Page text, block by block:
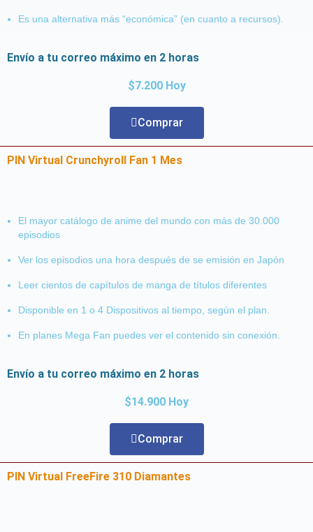
Es una alternativa más “económica” (en cuanto a recursos).
Envío a tu correo máximo en 2 horas
$7.200 Hoy
Comprar
PIN Virtual Crunchyroll Fan 1 Mes
El mayor catálogo de anime del mundo con más de 30.000
episodios
Ver los episodios una hora después de se emisión en Japón
Leer cientos de capítulos de manga de títulos diferentes
Disponible en 1 o 4 Dispositivos al tiempo, según el plan.
En planes Mega Fan puedes ver el contenido sin conexión.
Envío a tu correo máximo en 2 horas
$14.900 Hoy
Comprar
PIN Virtual FreeFire 310 Diamantes